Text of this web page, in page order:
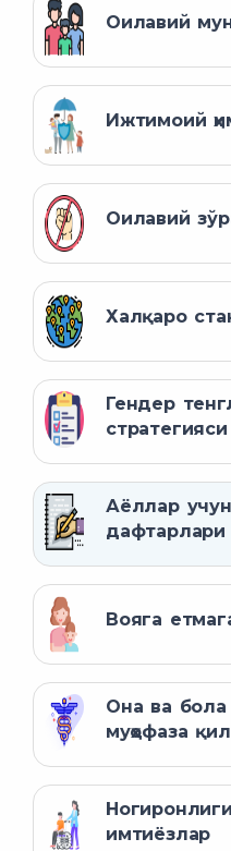
Оилавий
Ижтимоий
Оилавий
Халқаро
Гендер
стратегияси
Аёллар
дафтарлари
Вояга
Она ва бола
муҳофаза
имтиёзлар